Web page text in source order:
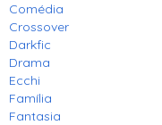
Comédia
Crossover
Darkfic
Drama
Ecchi
Família
Fantasia